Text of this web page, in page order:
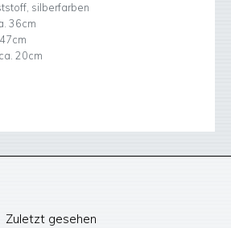
silberfarben
36cm
20cm
Zuletzt gesehen